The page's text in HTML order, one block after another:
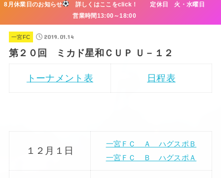
8月休業日のお知らせ
詳しくはここをclick！ 定休日 火・水曜日
営業時間13:00～18:00
一宮FC 2019.01.14
第２０回 ミカド星和ＣＵＰ Ｕ－１２
トーナメント表 日程表
１２月１日
一宮ＦＣ Ａ ハグスポＢ
一宮ＦＣ Ｂ ハグスポＡ